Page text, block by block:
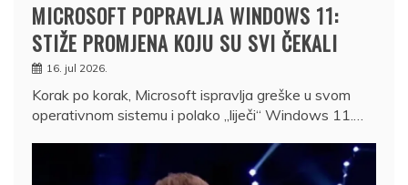
MICROSOFT POPRAVLJA WINDOWS 11:
STIŽE PROMJENA KOJU SU SVI ČEKALI
16. jul 2026.
Korak po korak, Microsoft ispravlja greške u svom
operativnom sistemu i polako „liječi“ Windows 11.…